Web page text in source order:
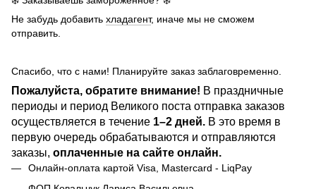
Не забудь добавить хладагент, иначе мы не сможем
отправить.
Спасибо, что с нами! Планируйте заказ заблаговременно.
Пожалуйста, обратите внимание! В праздничные
периоды и период Великого поста отправка заказов
осуществляется в течение 1–2 дней. В это время в
первую очередь обрабатываются и отправляются
заказы, оплаченные на сайте онлайн.
Онлайн-оплата картой Visa, Mastercard - LiqPay